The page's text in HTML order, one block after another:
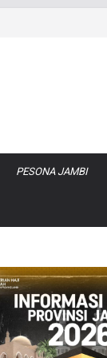
PESONA JAMBI